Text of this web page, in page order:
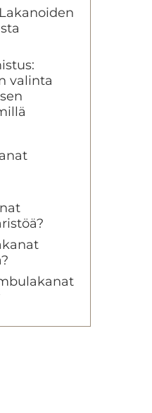
valinta